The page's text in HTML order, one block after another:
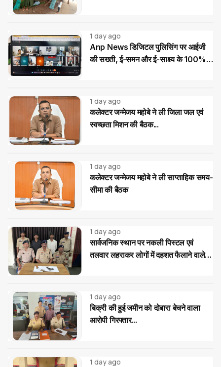
1 day ago
Anp News डिजिटल पुलिसिंग पर आईजी
की सख्ती, ई-समन और ई-साक्ष्य के 100%
1 day ago
कलेक्टर जन्मेजय महोबे ने ली जिला जल एवं
स्वच्छता मिशन की बैठक...
1 day ago
कलेक्टर जन्मेजय महोबे ने ली साप्ताहिक समय-
सीमा की बैठक
1 day ago
सार्वजनिक स्थान पर नकली पिस्टल एवं
तलवार लहराकर लोगों में दहशत फैलाने वाले
1 day ago
बिक्री की हुई जमीन को दोबारा बेचने वाला
आरोपी गिरफ्तार...
1 day ago